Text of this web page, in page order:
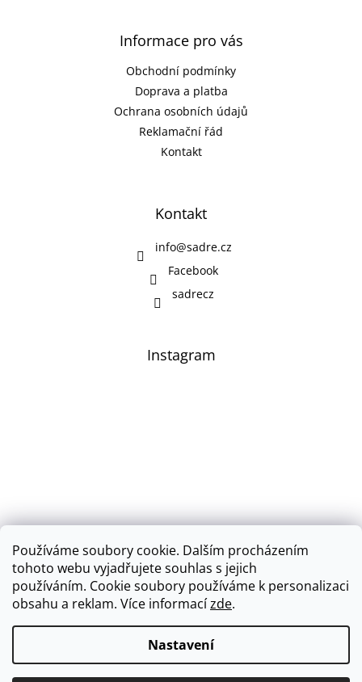
Používáme soubory cookie. Dalším procházením
tohoto webu vyjadřujete souhlas s jejich
používáním. Cookie soubory používáme k personalizaci
obsahu a reklam. Více informacízde.
Nastavení
Informace pro vás
Obchodní podmínky
Doprava a platba
Ochrana osobních údajů
Reklamační řád
Kontakt
Kontakt
info@sadre.cz
Facebook
sadrecz
Instagram
Sledovat na Instagramu